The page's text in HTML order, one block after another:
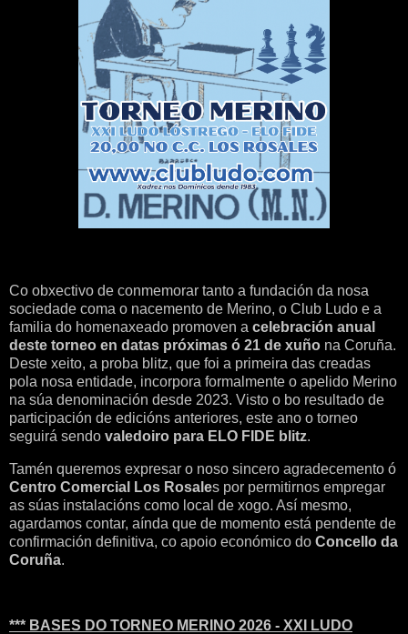
Co obxectivo de conmemorar tanto a fundación da nosa
sociedade coma o nacemento de Merino, o Club Ludo e a
familia do homenaxeado promoven a celebración anual
deste torneo en datas próximas ó 21 de xuño na Coruña.
Deste xeito, a proba blitz, que foi a primeira das creadas
pola nosa entidade, incorpora formalmente o apelido Merino
na súa denominación desde 2023. Visto o bo resultado de
participación de edicións anteriores, este ano o torneo
seguirá sendo valedoiro para ELO FIDE blitz.
Tamén queremos expresar o noso sincero agradecemento ó
Centro Comercial Los Rosales por permitirnos empregar
as súas instalacións como local de xogo. Así mesmo,
agardamos contar, aínda que de momento está pendente de
confirmación definitiva, co apoio económico do Concello da
Coruña.
*** BASES DO TORNEO MERINO 2026 - XXI LUDO